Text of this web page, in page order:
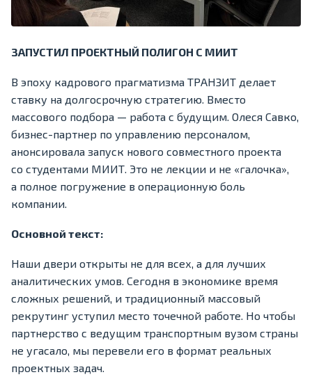
ЗАПУСТИЛ ПРОЕКТНЫЙ ПОЛИГОН С МИИТ
В эпоху кадрового прагматизма ТРАНЗИТ делает
ставку на долгосрочную стратегию. Вместо
массового подбора — работа с будущим. Олеся Савко,
бизнес-партнер по управлению персоналом,
анонсировала запуск нового совместного проекта
со студентами МИИТ. Это не лекции и не «галочка»,
а полное погружение в операционную боль
компании.
Основной текст:
Наши двери открыты не для всех, а для лучших
аналитических умов. Сегодня в экономике время
сложных решений, и традиционный массовый
рекрутинг уступил место точечной работе. Но чтобы
партнерство с ведущим транспортным вузом страны
не угасало, мы перевели его в формат реальных
проектных задач.